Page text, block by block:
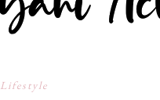
Lifestyle